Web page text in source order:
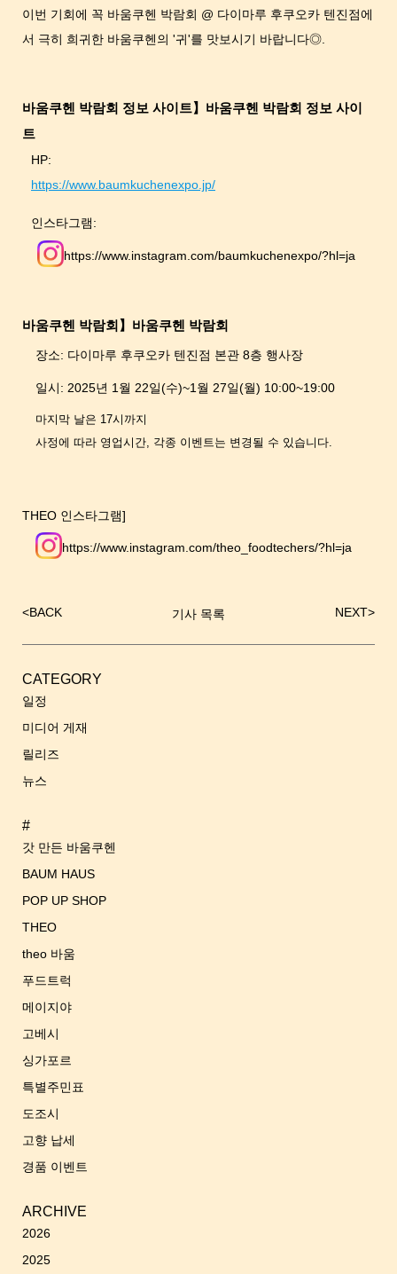
이번 기회에 꼭 바움쿠헨 박람회 @ 다이마루 후쿠오카 텐진점에
서 극히 희귀한 바움쿠헨의 '귀'를 맛보시기 바랍니다◎.
바움쿠헨 박람회 정보 사이트】바움쿠헨 박람회 정보 사이
트
HP:
https://www.baumkuchenexpo.jp/
인스타그램:
https://www.instagram.com/baumkuchenexpo/?hl=ja
바움쿠헨 박람회】바움쿠헨 박람회
장소: 다이마루 후쿠오카 텐진점 본관 8층 행사장
일시: 2025년 1월 22일(수)~1월 27일(월) 10:00~19:00
마지막 날은 17시까지
사정에 따라 영업시간, 각종 이벤트는 변경될 수 있습니다.
THEO 인스타그램]
https://www.instagram.com/theo_foodtechers/?hl=ja
기사 목록
글
게
이
<BACK NEXT>
CATEGORY
일정
미디어 게재
릴리즈
뉴스
#
갓 만든 바움쿠헨
BAUM HAUS
POP UP SHOP
THEO
theo 바움
푸드트럭
메이지야
고베시
싱가포르
특별주민표
도조시
고향 납세
경품 이벤트
ARCHIVE
2026
2025